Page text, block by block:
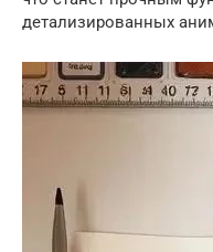
детализированных